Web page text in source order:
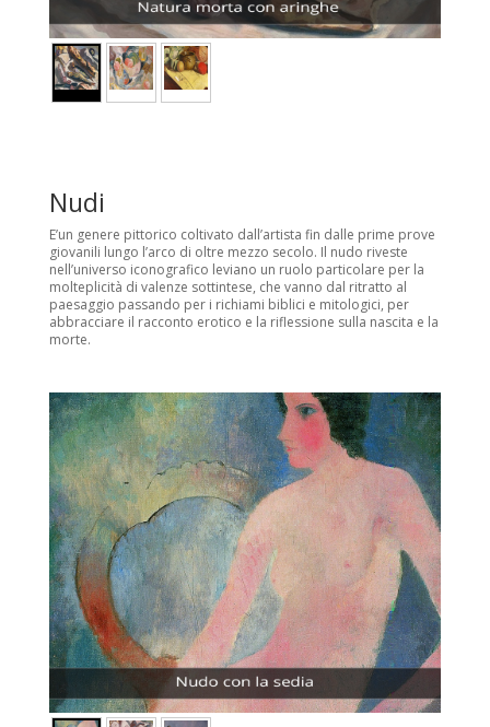
Nudi
E’un genere pittorico coltivato dall’artista fin dalle prime prove
giovanili lungo l’arco di oltre mezzo secolo. Il nudo riveste
nell’universo iconografico leviano un ruolo particolare per la
molteplicità di valenze sottintese, che vanno dal ritratto al
paesaggio passando per i richiami biblici e mitologici, per
abbracciare il racconto erotico e la riflessione sulla nascita e la
morte.